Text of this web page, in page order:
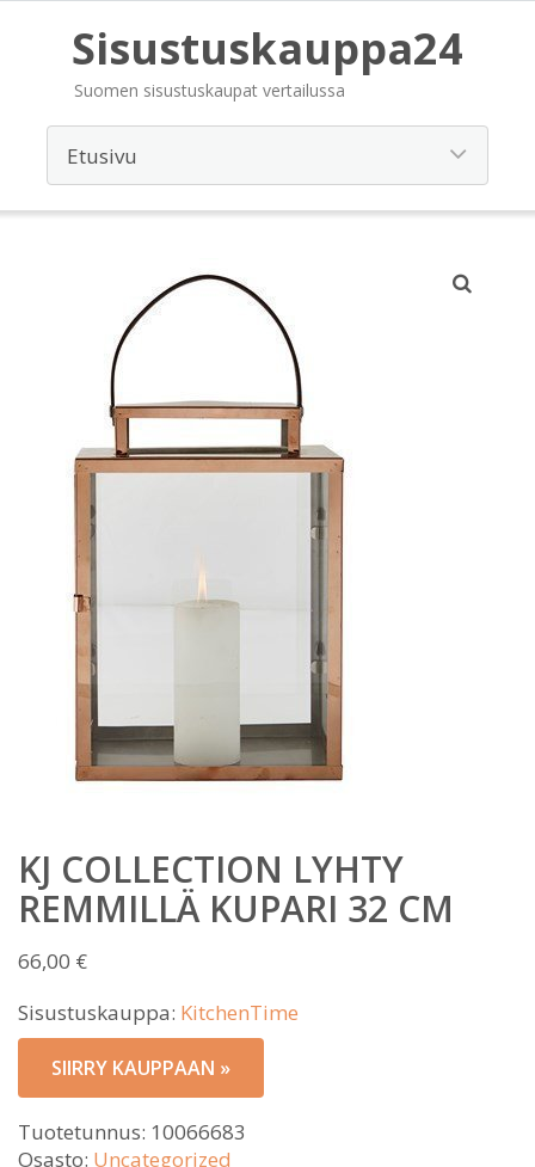
Sisustuskauppa24
Suomen sisustuskaupat vertailussa
KJ COLLECTION LYHTY
REMMILLÄ KUPARI 32 CM
66,00 €
Sisustuskauppa: KitchenTime
SIIRRY KAUPPAAN »
Tuotetunnus: 10066683
Osasto: Uncategorized